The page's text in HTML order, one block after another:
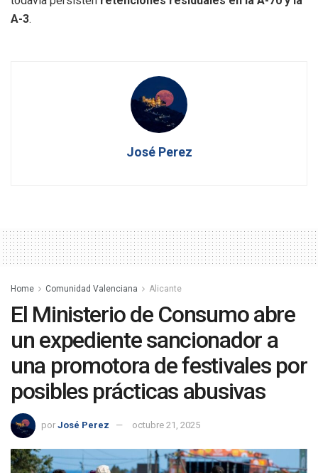
A-3.
José Perez
Home Comunidad Valenciana Alicante
El Ministerio de Consumo abre
un expediente sancionador a
una promotora de festivales por
posibles prácticas abusivas
por José Perez octubre 21, 2025